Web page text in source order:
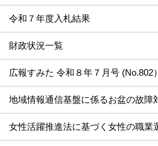
令和７年度入札結果
財政状況一覧
広報すみた 令和８年７月号 (No.802）